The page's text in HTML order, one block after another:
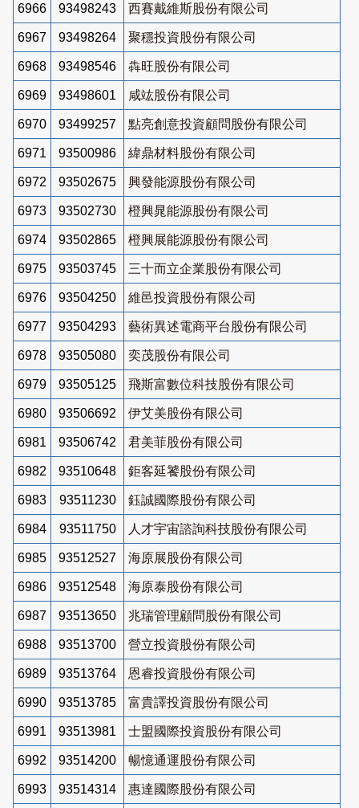
6966 93498243 西賽戴維斯股份有限公司
6967 93498264 聚穩投資股份有限公司
6968 93498546 犇旺股份有限公司
6969 93498601 咸竑股份有限公司
6970 93499257 點亮創意投資顧問股份有限公司
6971 93500986 緯鼎材料股份有限公司
6972 93502675 興發能源股份有限公司
6973 93502730 橙興晁能源股份有限公司
6974 93502865 橙興展能源股份有限公司
6975 93503745 三十而立企業股份有限公司
6976 93504250 維邑投資股份有限公司
6977 93504293 藝術異述電商平台股份有限公司
6978 93505080 奕茂股份有限公司
6979 93505125 飛斯富數位科技股份有限公司
6980 93506692 伊艾美股份有限公司
6981 93506742 君美菲股份有限公司
6982 93510648 鉅客延饕股份有限公司
6983 93511230 鈺誠國際股份有限公司
6984 93511750 人才宇宙諮詢科技股份有限公司
6985 93512527 海原展股份有限公司
6986 93512548 海原泰股份有限公司
6987 93513650 兆瑞管理顧問股份有限公司
6988 93513700 營立投資股份有限公司
6989 93513764 恩睿投資股份有限公司
6990 93513785 富貴譯投資股份有限公司
6991 93513981 士盟國際投資股份有限公司
6992 93514200 暢憶通運股份有限公司
6993 93514314 惠達國際股份有限公司